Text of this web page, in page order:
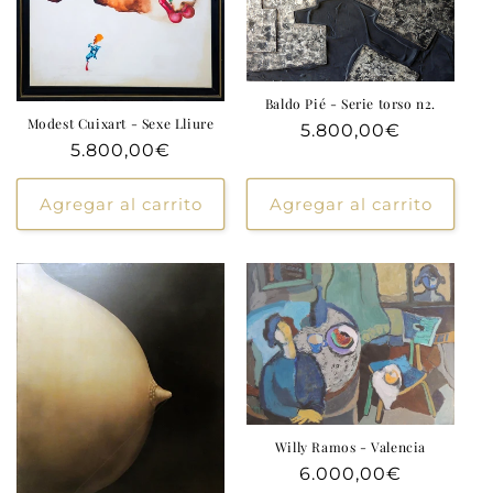
Modest Cuixart - Sexe Lliure
Precio
habitual
5.800,00€
Agregar al carrito
Baldo Pié - Serie torso n2.
Precio
5.800,00€
Agregar al carrito
Willy Ramos - Valencia
Precio
6.000,00€